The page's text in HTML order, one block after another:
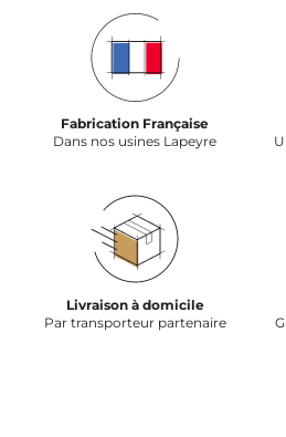
Fabrication Française
Dans nos usines Lapeyre
Livraison à domicile
Par transporteur partenaire